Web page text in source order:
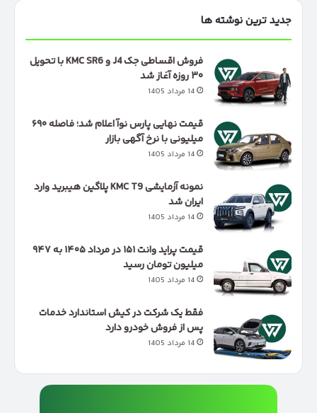
جدید ترین نوشته ها
فروش اقساطی جک J4 و KMC SR6 با تحویل
۳۰ روزه آغاز شد
14 مرداد 1405
قیمت نهایی پارس نوآ اعلام شد؛ فاصله ۶۹۰
میلیونی با نرخ آگهی بازار
14 مرداد 1405
نمونه آزمایشی KMC T9 پلاگین هیبرید وارد
ایران شد
14 مرداد 1405
قیمت پراید وانت ۱۵۱ در مرداد ۱۴۰۵ به ۹۴۷
میلیون تومان رسید
14 مرداد 1405
فقط یک شرکت در کیش استاندارد خدمات
پس از فروش خودرو دارد
14 مرداد 1405